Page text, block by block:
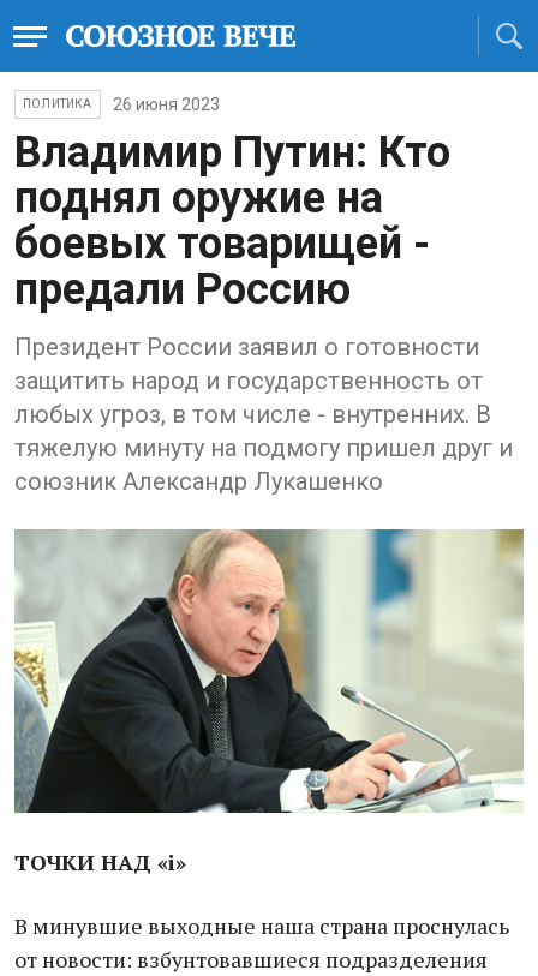
ПОЛИТИКА 26 июня 2023
Владимир Путин: Кто
поднял оружие на
боевых товарищей -
предали Россию
Президент России заявил о готовности
защитить народ и государственность от
любых угроз, в том числе - внутренних. В
тяжелую минуту на подмогу пришел друг и
союзник Александр Лукашенко
ТОЧКИ НАД «i»
В минувшие выходные наша страна проснулась
от новости: взбунтовавшиеся подразделения